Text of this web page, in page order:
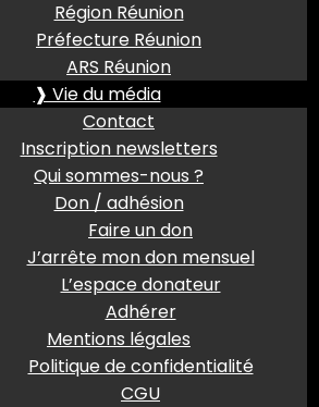
Région Réunion
Préfecture Réunion
ARS Réunion
❱ Vie du média
Contact
Inscription newsletters
Qui sommes-nous ?
Don / adhésion
Faire un don
J’arrête mon don mensuel
L’espace donateur
Adhérer
Mentions légales
Politique de confidentialité
CGU